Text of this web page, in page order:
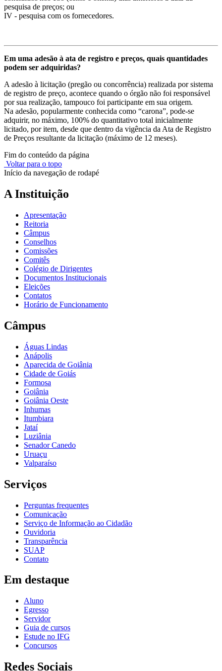
pesquisa de preços; ou
IV - pesquisa com os fornecedores.
Em uma adesão à ata de registro e preços, quais quantidades
podem ser adquiridas?
A adesão à licitação (pregão ou concorrência) realizada por sistema
de registro de preço, acontece quando o órgão não foi responsável
por sua realização, tampouco foi participante em sua origem.
Na adesão, popularmente conhecida como “carona”, pode-se
adquirir, no máximo, 100% do quantitativo total inicialmente
licitado, por item, desde que dentro da vigência da Ata de Registro
de Preços resultante da licitação (máximo de 12 meses).
Fim do conteúdo da página
Voltar para o topo
Início da navegação de rodapé
A Instituição
Apresentação
Reitoria
Câmpus
Conselhos
Comissões
Comitês
Colégio de Dirigentes
Documentos Institucionais
Eleições
Contatos
Horário de Funcionamento
Câmpus
Águas Lindas
Anápolis
Aparecida de Goiânia
Cidade de Goiás
Formosa
Goiânia
Goiânia Oeste
Inhumas
Itumbiara
Jataí
Luziânia
Senador Canedo
Uruaçu
Valparaíso
Serviços
Perguntas frequentes
Comunicação
Serviço de Informação ao Cidadão
Ouvidoria
Transparência
SUAP
Contato
Em destaque
Aluno
Egresso
Servidor
Guia de cursos
Estude no IFG
Concursos
Redes Sociais